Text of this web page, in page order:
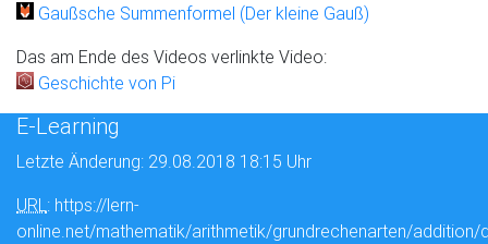
Gaußsche Summenformel (Der kleine Gauß)
Das am Ende des Videos verlinkte Video:
Geschichte von Pi
E-Learning
Letzte Änderung: 29.08.2018 18:15 Uhr
URL: https://lern-
online.net/mathematik/arithmetik/grundrechenarten/addition/